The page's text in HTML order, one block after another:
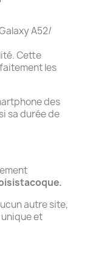
A52/
Cette
les
des
sa durée de
autre site,
et